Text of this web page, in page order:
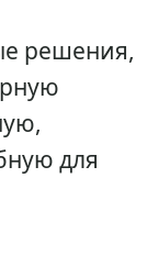
решения,
для